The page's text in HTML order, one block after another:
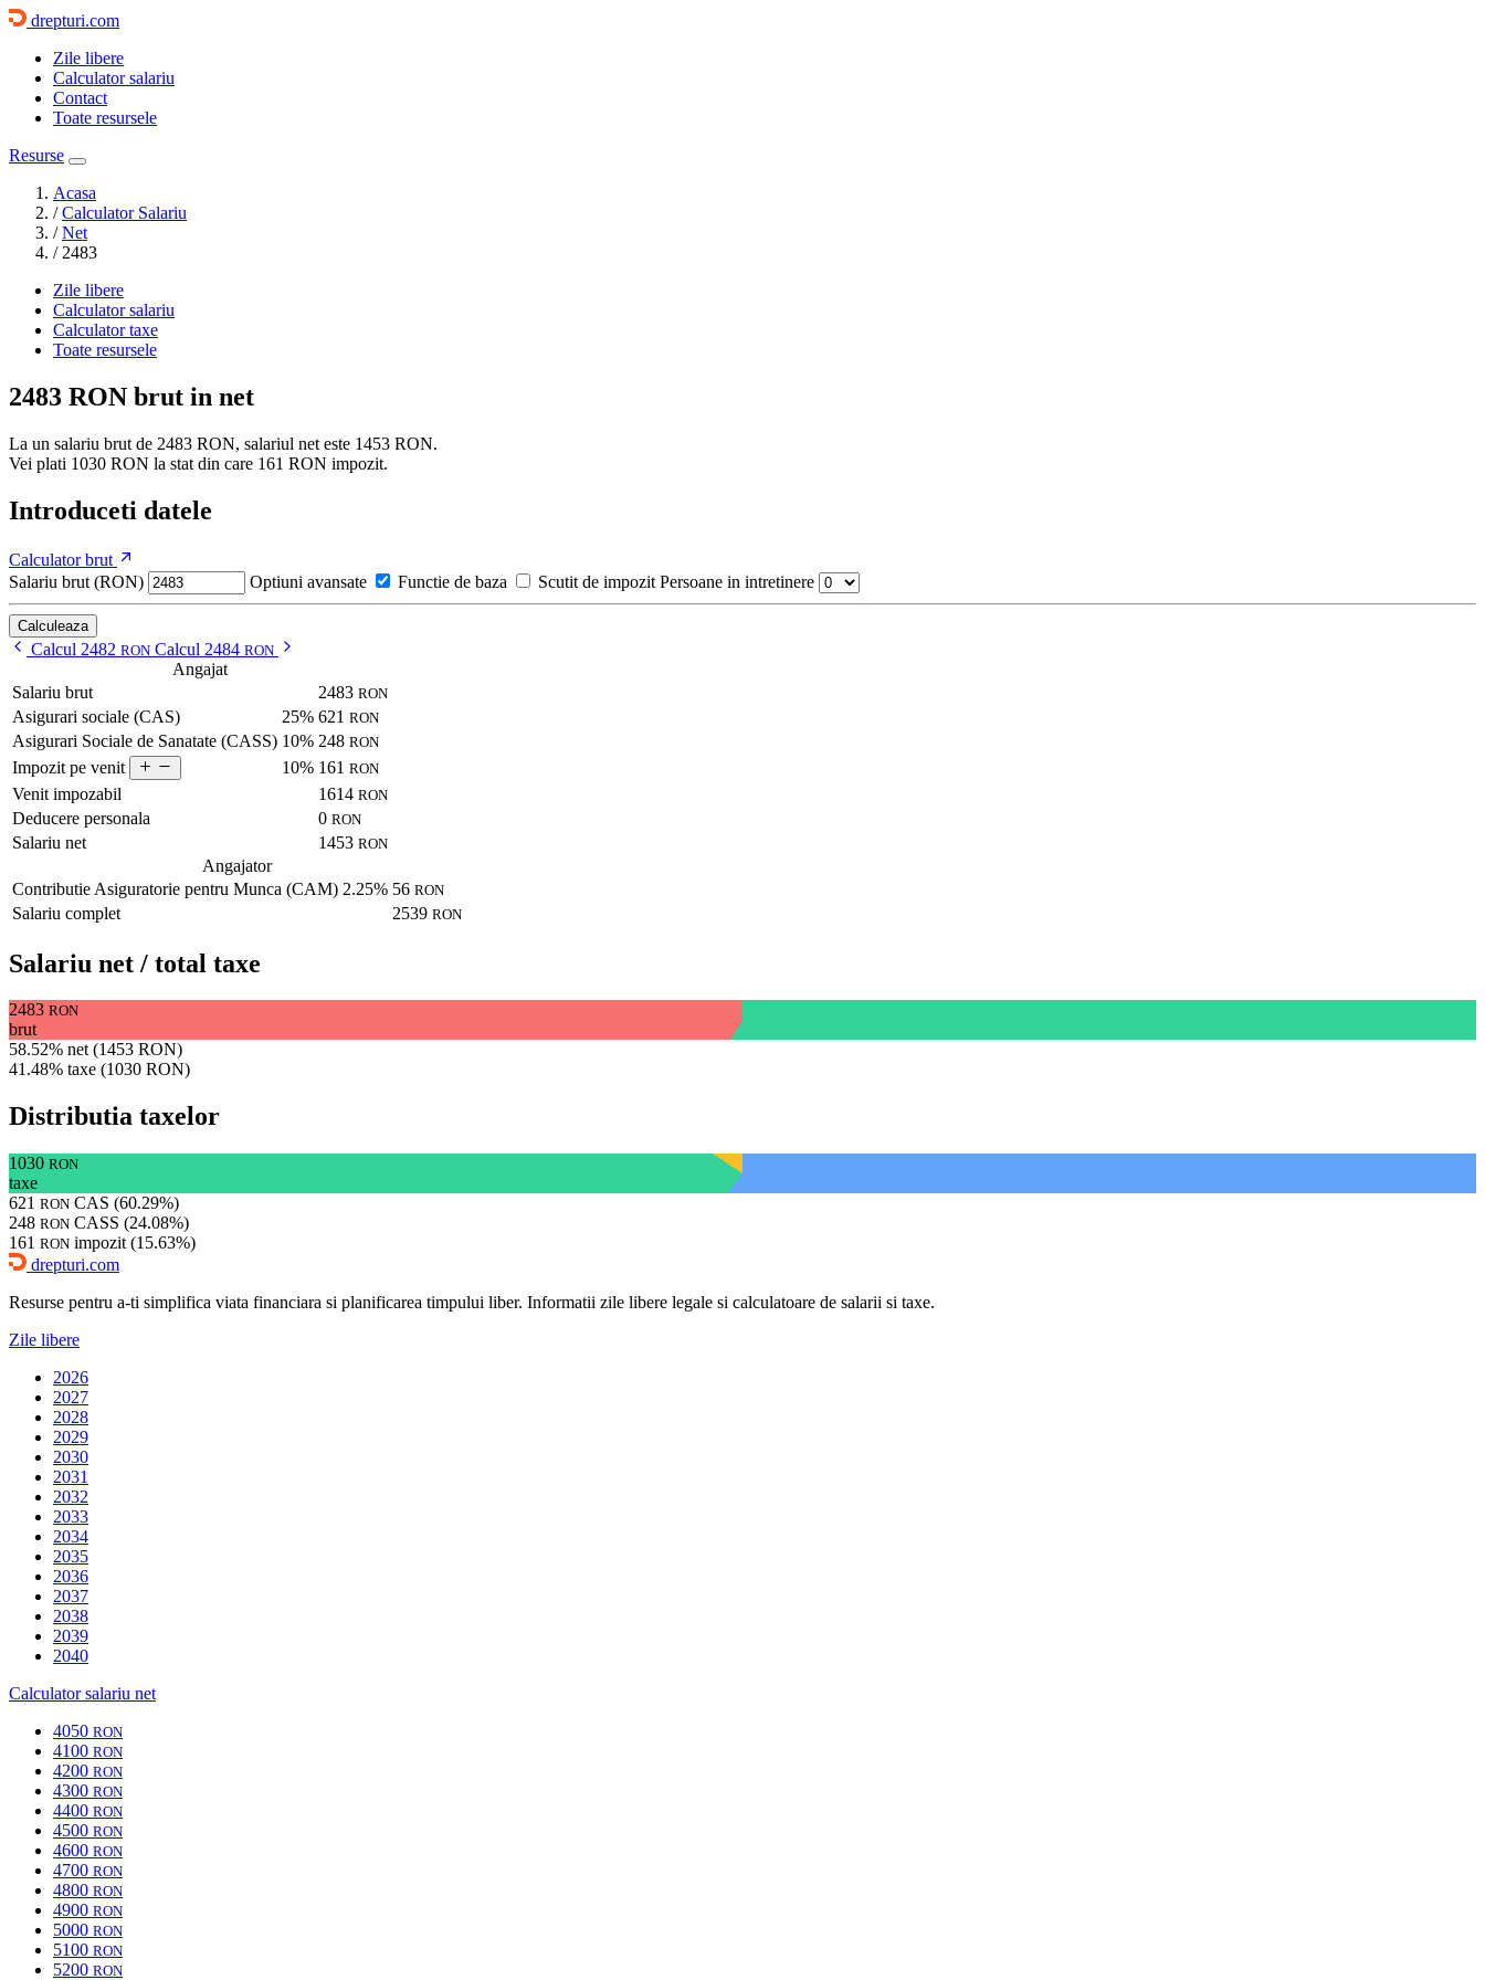
drepturi.com
Zile libere
Calculator salariu
Contact
Toate resursele
Resurse
Acasa
/ Calculator Salariu
/ Net
/ 2483
Zile libere
Calculator salariu
Calculator taxe
Toate resursele
2483 RON brut in net
La un salariu brut de 2483 RON, salariul net este 1453 RON.
Vei plati 1030 RON la stat din care 161 RON impozit.
Introduceti datele
Calculator brut
Salariu brut (RON)
Optiuni avansate Functie de baza Scutit de impozit Persoane in intretinere
Calculeaza
Calcul 2482 RON Calcul 2484 RON
Angajat
Salariu brut
2483 RON
Asigurari sociale (CAS) 25% 621 RON
Asigurari Sociale de Sanatate (CASS) 10% 248 RON
Impozit pe venit 10% 161 RON
Venit impozabil 1614 RON
Deducere personala 0 RON
Salariu net 1453 RON
Angajator
Contributie Asiguratorie pentru Munca (CAM) 2.25% 56 RON
Salariu complet 2539 RON
Salariu net / total taxe
2483 RON
brut
58.52% net (1453 RON)
41.48% taxe (1030 RON)
Distributia taxelor
1030 RON
taxe
621 RON CAS (60.29%)
248 RON CASS (24.08%)
161 RON impozit (15.63%)
drepturi.com
Resurse pentru a-ti simplifica viata financiara si planificarea timpului liber. Informatii zile libere legale si calculatoare de salarii si taxe.
Zile libere
2026
2027
2028
2029
2030
2031
2032
2033
2034
2035
2036
2037
2038
2039
2040
Calculator salariu net
4050 RON
4100 RON
4200 RON
4300 RON
4400 RON
4500 RON
4600 RON
4700 RON
4800 RON
4900 RON
5000 RON
5100 RON
5200 RON